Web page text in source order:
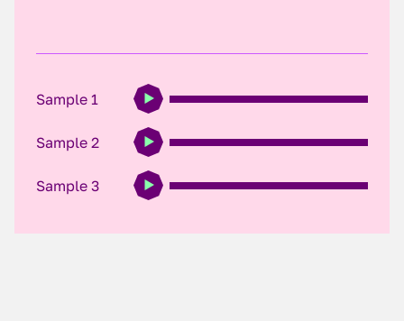
Sample 1
Sample 2
Sample 3